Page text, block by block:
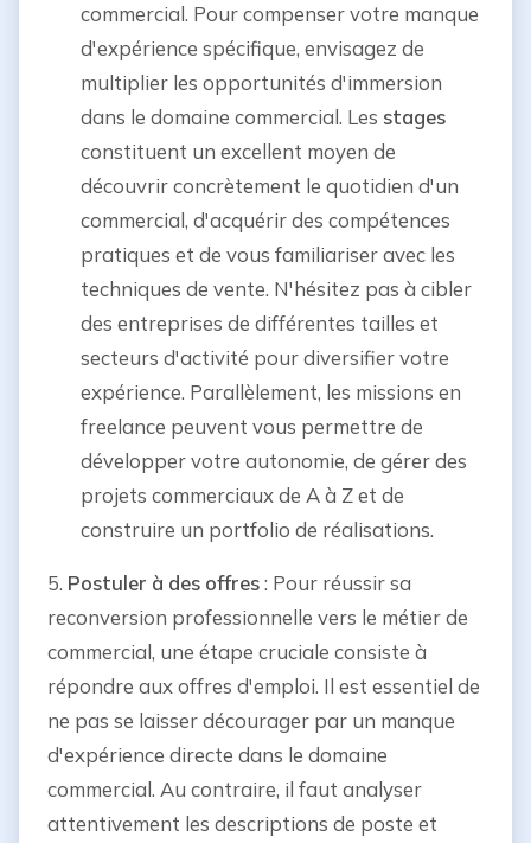
commercial. Pour compenser votre manque
d'expérience spécifique, envisagez de
multiplier les opportunités d'immersion
dans le domaine commercial. Les stages
constituent un excellent moyen de
découvrir concrètement le quotidien d'un
commercial, d'acquérir des compétences
pratiques et de vous familiariser avec les
techniques de vente. N'hésitez pas à cibler
des entreprises de différentes tailles et
secteurs d'activité pour diversifier votre
expérience. Parallèlement, les missions en
freelance peuvent vous permettre de
développer votre autonomie, de gérer des
projets commerciaux de A à Z et de
construire un portfolio de réalisations.
5. Postuler à des offres: Pour réussir sa
reconversion professionnelle vers le métier de
commercial, une étape cruciale consiste à
répondre aux offres d'emploi. Il est essentiel de
ne pas se laisser décourager par un manque
d'expérience directe dans le domaine
commercial. Au contraire, il faut analyser
attentivement les descriptions de poste et